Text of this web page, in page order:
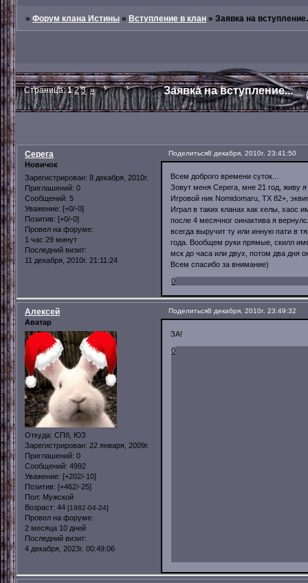
»Форум клана Истины »Вступление в клан »Заявка на
Заявка на вступление...
Страница:1 2 3 »
Поделиться8 декабря, 2010г. 23:41:50
Серега
Новичок
Зарегистрирован: 8 декабря, 2010г.
Приглашений: 0
Сообщений: 5
Уважение: [+0/-0]
Позитив: [+0/-0]
Провел на форуме:
1 час 29 минут
Последний визит:
11 декабря, 2010г. 21:11:24
Всем доброго времени суток...
Зовут меня Серега, мне 21 год, живу
Игровой ник Nomidomaru, ТХ 82+,
Играл в таких кланах как хелы, хаос
после 4 месячног оинактива я
всегда выручит ту или инную пати в
года. Вообщем руки прямые, скилл
мск до часа или двух, потом два дня
Всем спасибо за внимание)
0
Поделиться8 декабря, 2010г. 23:49:32
Алексей
Аватар
Откуда: СПб, ЮЗ
Зарегистрирован: 22 января, 2009г.
Приглашений: 0
Сообщений: 4992
Уважение: [+202/-10]
Позитив: [+462/-25]
Пол: Мужской
Возраст: 44 [1982-04-24]
Провел на форуме:
2 месяца 10 дней
Последний визит:
4 декабря, 2023г. 00:49:06
ЗА!
0